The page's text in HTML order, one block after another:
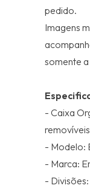
pedido.
Imagens
somente
- Caixa
removíveis
- Modelo:
- Marca:
- Divisões: